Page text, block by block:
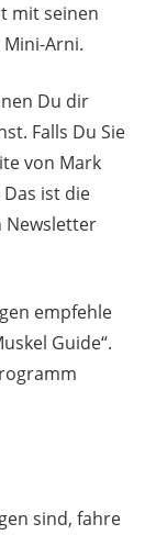
mit seinen
Arni.
Du dir
Falls Du Sie
von Mark
ist die
Newsletter
empfehle
Guide“.
sind, fahre